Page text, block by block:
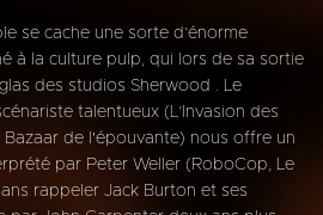
se cache une sorte d’énorme
à la culture pulp, qui lors de sa sortie
des studios Sherwood . Le
talentueux (L’Invasion des
Bazaar de l'épouvante) nous offre un
par Peter Weller (RoboCop, Le
rappeler Jack Burton et ses